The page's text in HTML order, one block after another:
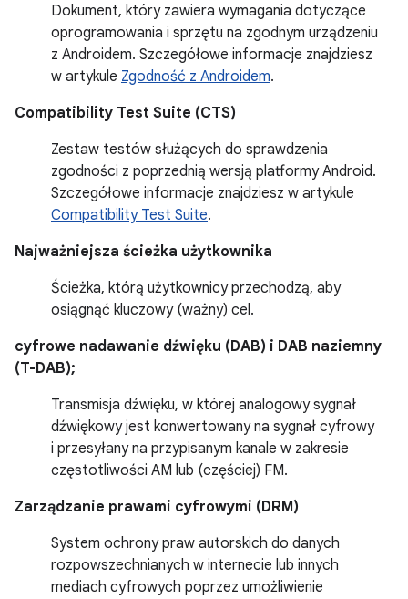
Dokument, który zawiera wymagania dotyczące
oprogramowania i sprzętu na zgodnym urządzeniu
z Androidem. Szczegółowe informacje znajdziesz
w artykule Zgodność z Androidem.
Compatibility Test Suite (CTS)
Zestaw testów służących do sprawdzenia
zgodności z poprzednią wersją platformy Android.
Szczegółowe informacje znajdziesz w artykule
Compatibility Test Suite.
Najważniejsza ścieżka użytkownika
Ścieżka, którą użytkownicy przechodzą, aby
osiągnąć kluczowy (ważny) cel.
cyfrowe nadawanie dźwięku (DAB) i DAB naziemny
(T-DAB);
Transmisja dźwięku, w której analogowy sygnał
dźwiękowy jest konwertowany na sygnał cyfrowy
i przesyłany na przypisanym kanale w zakresie
częstotliwości AM lub (częściej) FM.
Zarządzanie prawami cyfrowymi (DRM)
System ochrony praw autorskich do danych
rozpowszechnianych w internecie lub innych
mediach cyfrowych poprzez umożliwienie